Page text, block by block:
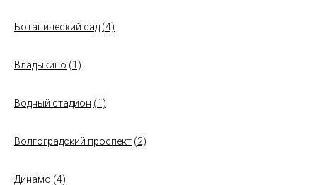
Ботанический сад (4)
Владыкино (1)
Водный стадион (1)
Волгоградский проспект (2)
Динамо (4)